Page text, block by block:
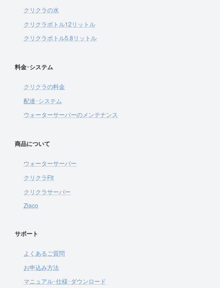
クリクラの水
クリクラボトル12リットル
クリクラボトル5.8リットル
料金･システム
クリクラの料金
配達･システム
ウォーターサーバーのメンテナンス
商品について
ウォーターサーバー
クリクラFit
クリクラサーバー
Ziaco
サポート
よくあるご質問
お申込み方法
マニュアル･仕様･ダウンロード